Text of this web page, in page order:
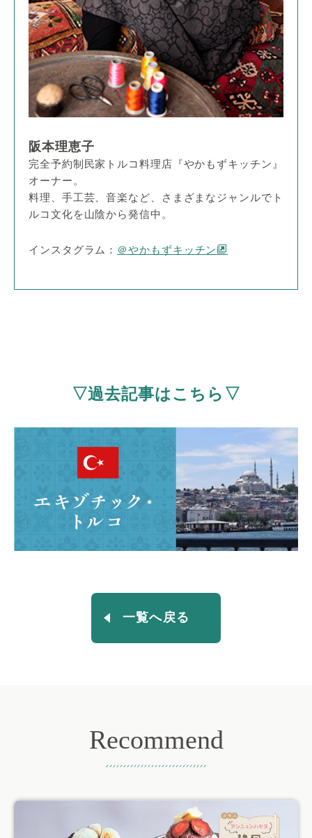
阪本理恵子
完全予約制民家トルコ料理店『やかもずキッチン』
オーナー。
料理、手工芸、音楽など、さまざまなジャンルでト
ルコ文化を山陰から発信中。
インスタグラム： ＠やかもずキッチン
▽過去記事はこちら▽
一覧へ戻る
Recommend